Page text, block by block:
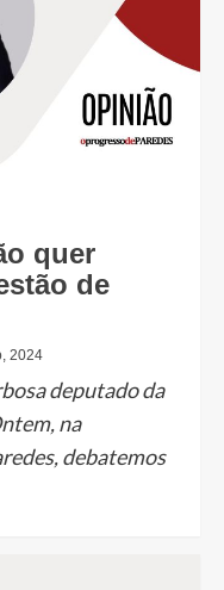
quer
de
2024
deputado da
na
debatemos